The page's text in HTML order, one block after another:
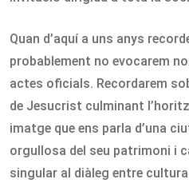
Quan d’aquí a uns anys
probablement no evocarem
actes oficials. Recordarem
de Jesucrist culminant
imatge que ens parla d’una
orgullosa del seu patrimoni i
singular al diàleg entre